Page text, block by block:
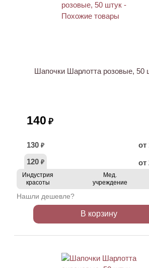
Шапочки Шарлотта розовые, 50
140 ₽
130 ₽
от
120 ₽ от
Индустрия
красоты
Мед.
учреждение
Нашли дешевле?
В корзину